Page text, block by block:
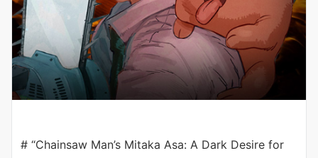
# “Chainsaw Man’s Mitaka Asa: A Dark Desire for